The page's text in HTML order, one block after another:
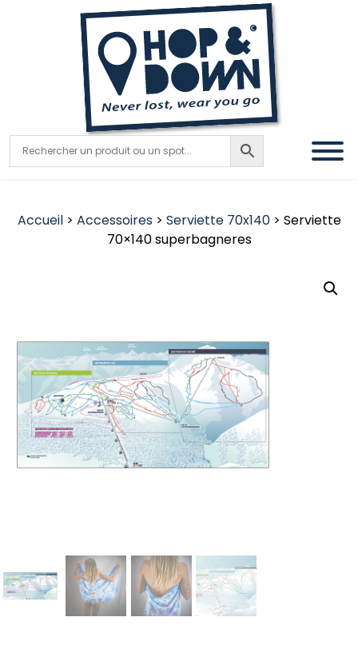
Accueil> Accessoires> Serviette 70x140> Serviette
70×140 superbagneres